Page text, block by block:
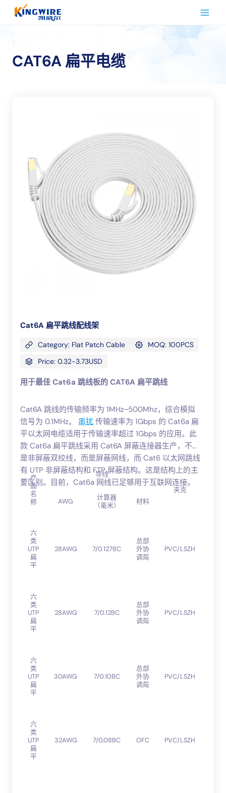
CAT6A 扁平电缆
Cat6A 扁平跳线配线架
Category: Flat Patch Cable
MOQ: 100PCS
Price: 0.32-3.73USD
用于最佳 Cat6a 跳线板的 CAT6A 扁平跳线
Cat6A 跳线的传输频率为 1MHz~500Mhz，综合模拟
信号为 0.1MHz。 串扰 传输速率为 1Gbps 的 Cat6a 扁
平以太网电缆适用于传输速率超过 1Gbps 的应用。此
款 Cat6a 扁平跳线采用 Cat6A 屏蔽连接器生产，不再
是非屏蔽双绞线，而是屏蔽网线，而 Cat6 以太网跳线
有 UTP 非屏蔽结构和 FTP 屏蔽结构。这是结构上的主
要区别。目前，Cat6a 网线已足够用于互联网连接。
产
品
名
称
导线
夹克
AWG
计算器
（毫米）
材料
六
类
UTP
扁
平
28AWG 7/0.127BC
总部
外协
调局
PVC/LSZH
六
类
UTP
扁
平
28AWG 7/0.12BC
总部
外协
调局
PVC/LSZH
六
类
UTP
扁
平
30AWG 7/0.10BC
总部
外协
调局
PVC/LSZH
六
类
UTP
扁
平
32AWG 7/0.08BC OFC PVC/LSZH